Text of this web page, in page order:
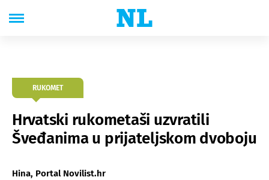
RUKOMET
Hrvatski rukometaši uzvratili
Šveđanima u prijateljskom dvoboju
Hina, Portal Novilist.hr